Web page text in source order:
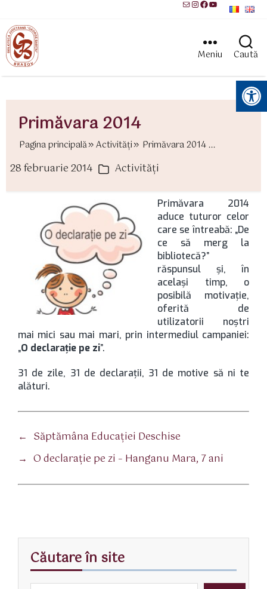
MailInstagram
Facebook
YouTube
Meniu Caută
Instrumente pentru accesibilitate
Primăvara 2014
Pagina principală Activităţi Primăvara 2014 ...
28 februarie 2014 Categorii
Activităţi
Primăvara 2014
aduce tuturor celor
care se întreabă: „De
ce să merg la
bibliotecă?”
răspunsul şi, în
acelaşi timp, o
posibilă motivaţie,
oferită de
utilizatorii noştri
mai mici sau mai mari, prin intermediul campaniei:
„O declaraţie pe zi”.
31 de zile, 31 de declaraţii, 31 de motive să ni te
alături.
← Săptămâna Educației Deschise
→ O declaraţie pe zi – Hanganu Mara, 7 ani
Căutare în site